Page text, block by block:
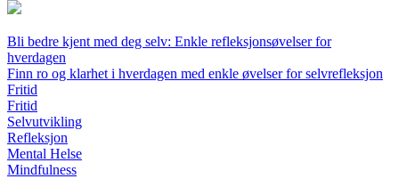
Bli bedre kjent med deg selv: Enkle refleksjonsøvelser for
hverdagen
Finn ro og klarhet i hverdagen med enkle øvelser for selvrefleksjon
Fritid
Fritid
Selvutvikling
Refleksjon
Mental Helse
Mindfulness